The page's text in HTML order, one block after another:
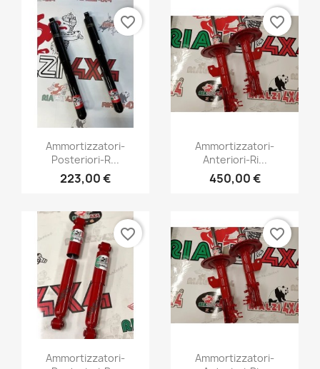
Vista rápida
+1
Ammortizzatori-
Posteriori-R...
223,00 €
favorite_border
Vista rápida
+1
Ammortizzatori-
Anteriori-Ri...
450,00 €
favorite_border
Vista rápida
Ammortizzatori-
favorite_border
Vista rápida
Ammortizzatori-
favorite_border